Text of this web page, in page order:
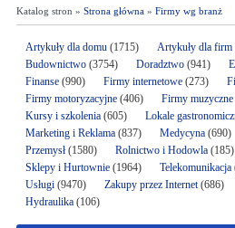
Katalog stron » Strona główna» Firmy wg branż
Artykuły dla domu(1715) Artykuły dla firm
Budownictwo(3754) Doradztwo(941)
Finanse(990) Firmy internetowe (273)
Firmy motoryzacyjne(406) Firmy muzyczne
Kursy i szkolenia(605) Lokale
Marketing i Reklama(837) Medycyna(690)
Przemysł(1580) Rolnictwo i Hodowla(185)
Sklepy i Hurtownie(1964) Telekomunikacja
Usługi(9470) Zakupy przez Internet(686)
Hydraulika(106)